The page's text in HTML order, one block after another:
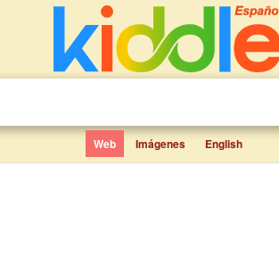
Web Imágenes English